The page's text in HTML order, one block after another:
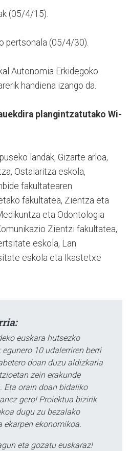
(05/4/15).
pertsonala (05/4/30).
Autonomia Erkidegoko
handiena izango da.
plangintzatutako Wi-
landak, Gizarte arloa,
Ostalaritza eskola,
fakultatearen
fakultatea, Zientza eta
eta Odontologia
Zientzi fakultatea,
eskola, Lan
eskola eta Ikastetxe
euskara hutsezko
10 udalerriren berri
doan duzu aldizkaria
zein erakunde
Eta orain doan bidaliko
gero! Proiektua bizirik
dugu zu bezalako
ekarpen ekonomikoa.
eta gozatu euskaraz!